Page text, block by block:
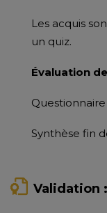
Les acquis
un quiz.
Évaluation
Synthèse fin
Validation :